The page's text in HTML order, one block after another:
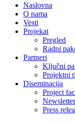
Naslovna
O nama
Vesti
Projekat
Pregled
Radni
Partneri
Ključni
Projektni
Diseminacija
Project
Newsletter
Press